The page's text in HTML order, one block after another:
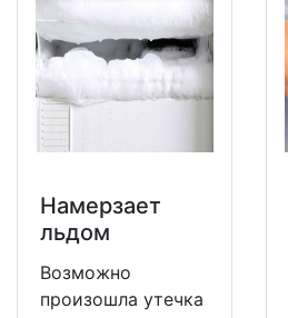
Намерзает
льдом
Возможно
произошла утечка